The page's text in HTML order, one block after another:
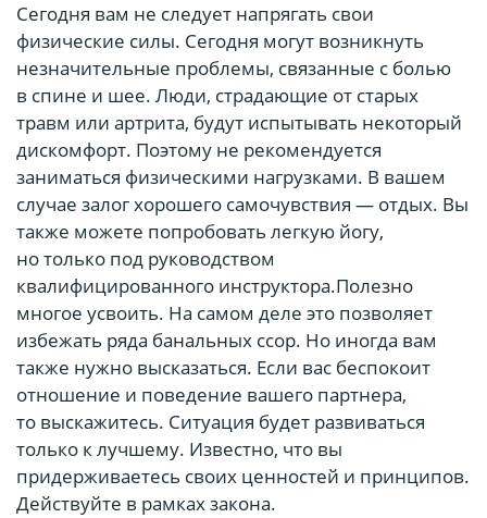
Сегодня вам не следует напрягать свои
физические силы. Сегодня могут возникнуть
незначительные проблемы, связанные с болью
в спине и шее. Люди, страдающие от старых
травм или артрита, будут испытывать некоторый
дискомфорт. Поэтому не рекомендуется
заниматься физическими нагрузками. В вашем
случае залог хорошего самочувствия — отдых. Вы
также можете попробовать легкую йогу,
но только под руководством
квалифицированного инструктора.Полезно
многое усвоить. На самом деле это позволяет
избежать ряда банальных ссор. Но иногда вам
также нужно высказаться. Если вас беспокоит
отношение и поведение вашего партнера,
то выскажитесь. Ситуация будет развиваться
только к лучшему. Известно, что вы
придерживаетесь своих ценностей и принципов.
Действуйте в рамках закона.